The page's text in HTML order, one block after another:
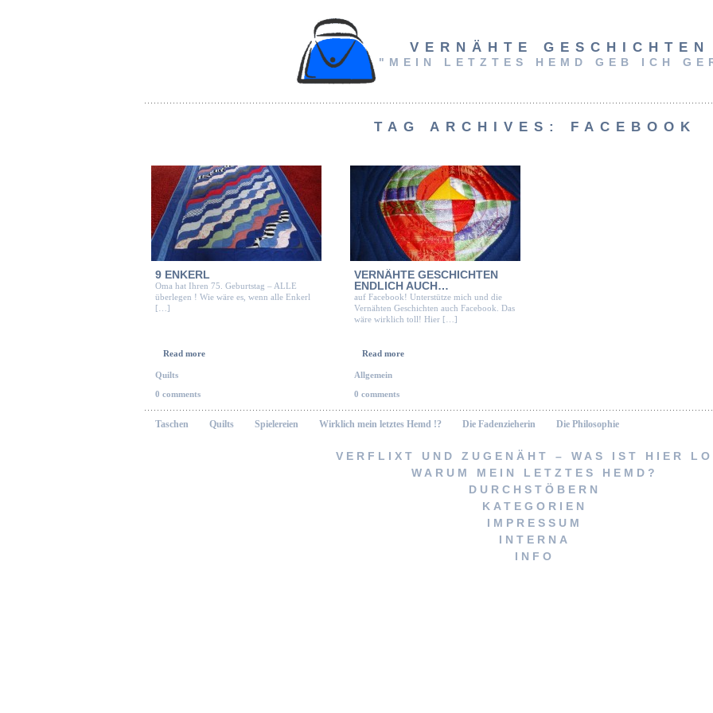
VERNÄHTE GESCHICHTEN
"MEIN LETZTES HEMD GEB ICH
TAG ARCHIVES: FACEBOOK
9 ENKERL
Oma hat Ihren 75. Geburtstag – ALLE
überlegen ! Wie wäre es, wenn alle Enkerl
[…]
Read more
Quilts
0 comments
VERNÄHTE GESCHICHTEN
ENDLICH AUCH…
auf Facebook! Unterstütze mich und die
Vernähten Geschichten auch Facebook. Das
wäre wirklich toll! Hier […]
Read more
Allgemein
0 comments
Taschen Quilts Spielereien Wirklich mein letztes Hemd !? Die Fadenzieherin Die Philosophie
VERFLIXT UND ZUGENÄHT – WAS IST HIER
Vernähte Geschichten
WARUM MEIN LETZTES HEMD?
persönlicheres Geschenk? Wohl kaum!
DURCHSTÖBERN
Stöbere nachKATEGORIEN
IMPRESSUM
INTERNA
INFO